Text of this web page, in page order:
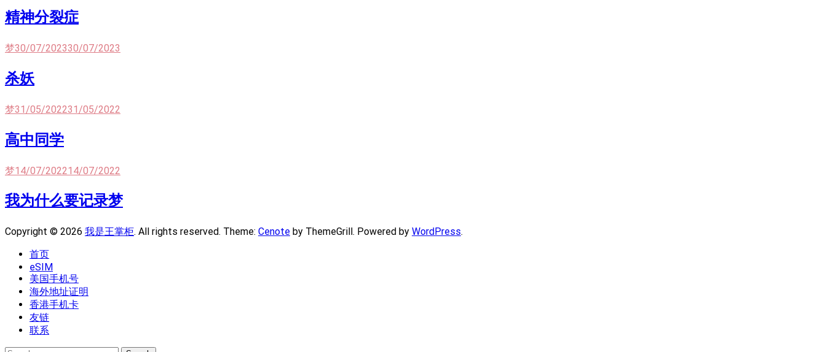
精神分裂症
梦30/07/202330/07/2023
杀妖
梦31/05/202231/05/2022
高中同学
梦14/07/202214/07/2022
我为什么要记录梦
Copyright © 2026 我是王掌柜. All rights reserved. Theme: Cenote by ThemeGrill. Powered by WordPress.
首页
eSIM
美国手机号
海外地址证明
香港手机卡
友链
联系